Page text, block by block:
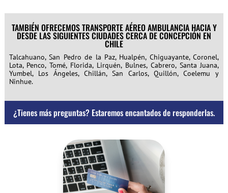
TAMBIÉN OFRECEMOS TRANSPORTE AÉREO AMBULANCIA HACIA Y
DESDE LAS SIGUIENTES CIUDADES CERCA DE CONCEPCIÓN EN
CHILE
Talcahuano, San Pedro de la Paz, Hualpén, Chiguayante, Coronel,
Lota, Penco, Tomé, Florida, Lirquén, Bulnes, Cabrero, Santa Juana,
Yumbel, Los Ángeles, Chillán, San Carlos, Quillón, Coelemu y
Ninhue.
¿Tienes más preguntas? Estaremos encantados de responderlas.